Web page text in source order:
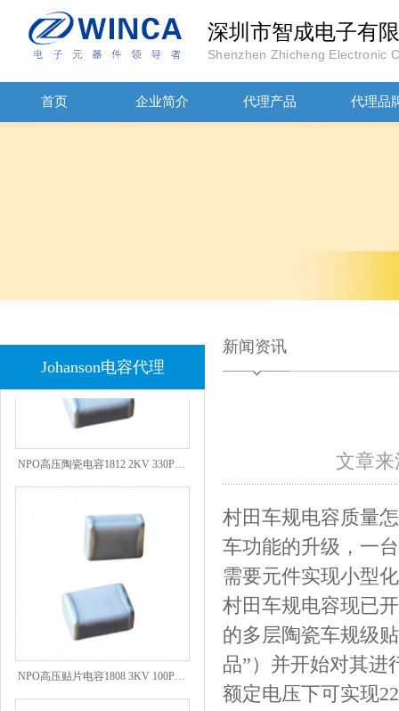
深圳市智成电子有
Shenzhen Zhicheng Electronic
首页 企业简介 代理产品 代理品
Johanson电容代理
JOHANOSN高压贴片电容1206/NPO/1000V/220PF/J档封装
新闻资讯
文章
村田车规电容质量
车功能的升级，一
需要元件实现小型
村田车规电容现已
的多层陶瓷车规级
品”）并开始对其进
额定电压下可实现